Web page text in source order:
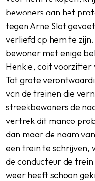
bewoners aan het
tegen Arne Slot
verliefd op hem te
bewoner met enige
Henkie, ooit voorzitter
Tot grote
van de treinen die
streekbewoners de
vertrek dit manco
dan maar de naam
een trein te schrijven,
de conducteur de
weer heeft schoon